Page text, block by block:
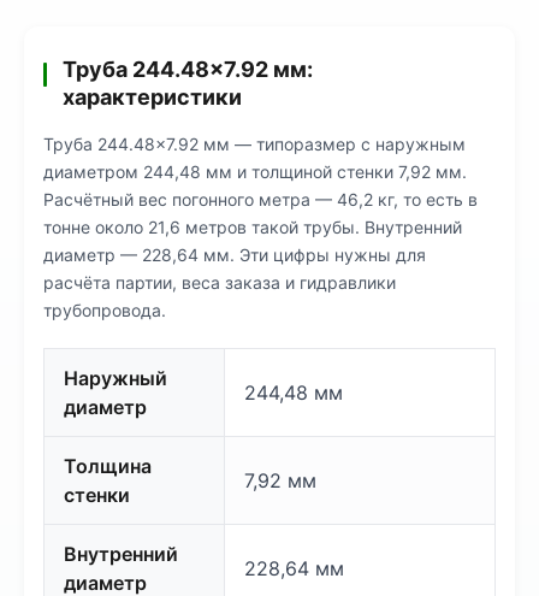
Труба 244.48×7.92 мм:
характеристики
Труба 244.48×7.92 мм — типоразмер с наружным
диаметром 244,48 мм и толщиной стенки 7,92 мм.
Расчётный вес погонного метра — 46,2 кг, то есть в
тонне около 21,6 метров такой трубы. Внутренний
диаметр — 228,64 мм. Эти цифры нужны для
расчёта партии, веса заказа и гидравлики
трубопровода.
Наружный
диаметр
244,48 мм
Толщина
стенки
7,92 мм
Внутренний
диаметр
228,64 мм